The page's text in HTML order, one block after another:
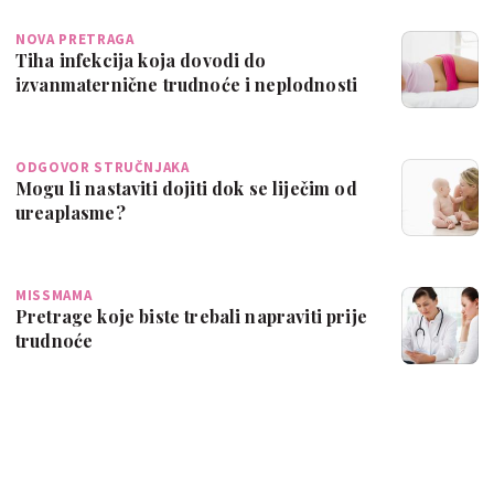
NOVA PRETRAGA
Tiha infekcija koja dovodi do
izvanmaternične trudnoće i neplodnosti
ODGOVOR STRUČNJAKA
Mogu li nastaviti dojiti dok se liječim od
ureaplasme?
MISSMAMA
Pretrage koje biste trebali napraviti prije
trudnoće